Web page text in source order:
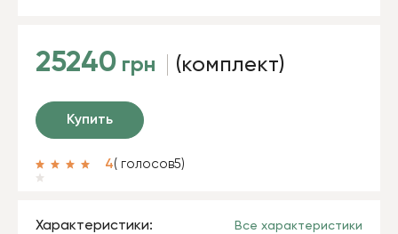
25240 грн (комплект)
Купить
4( голосов5)
Характеристики: Все характеристики